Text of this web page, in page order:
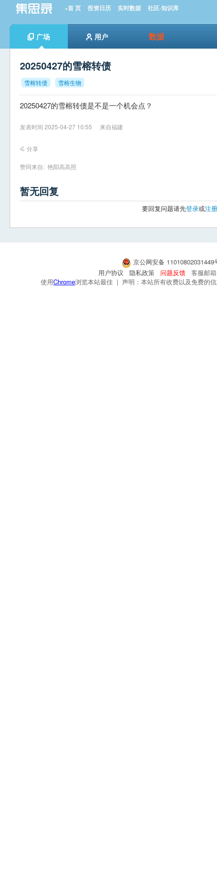
»首 页 投资日历 实时数据 社区-知识库
广场 用户 数据
20250427的雪榕转债
雪榕转债 雪榕生物
20250427的雪榕转债是不是一个机会点？
发表时间 2025-04-27 10:55 来自福建
分享
赞同来自: 艳阳高高照
暂无回复
要回复问题请先登录或注册
京公网安备
用户协议
隐私政策 问题反馈
客服邮
使用Chrome浏览本站最佳 | 声明：本站所有收费以及免费的